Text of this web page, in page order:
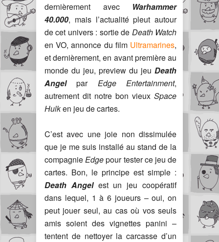
dernièrement avecWarhammer
40.000, mais l’actualité pleut autour
de cet univers : sortie de Death Watch
en VO, annonce du film Ultramarines,
et dernièrement, en avant première au
monde du jeu, preview du jeu Death
AngelparEdge Entertainment,
autrement dit notre bon vieux Space
Hulken jeu de cartes.
C’est avec une joie non dissimulée
que je me suis installé au stand de la
compagnieEdgepour tester ce jeu de
cartes. Bon, le principe est simple :
Death Angelest un jeu coopératif
dans lequel, 1 à 6 joueurs – oui, on
peut jouer seul, au cas où vos seuls
amis soient des vignettes panini –
tentent de nettoyer la carcasse d’un